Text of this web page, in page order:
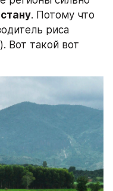
. Потому что
риса
Вот такой вот